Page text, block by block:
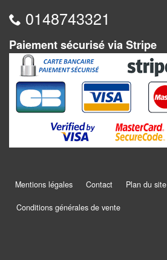
Casse-
têtes
Accessoires
Backgammon
Dominos
0148743321
Paiement sécurisé via Stripe
Mentions légales Contact Plan du site
Conditions générales de vente